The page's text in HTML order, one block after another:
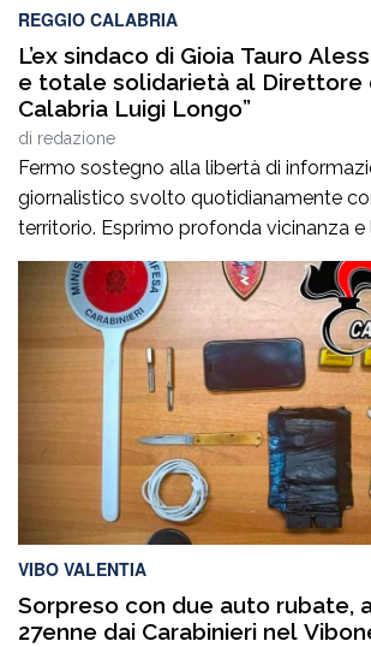
REGGIO CALABRIA
L’ex sindaco di Gioia Tauro
e totale solidarietà al Direttore
Calabria Luigi Longo”
di redazione
Fermo sostegno alla libertà di
giornalistico svolto quotidianamente
territorio. Esprimo profonda vicinanza e
solidarietà al Direttore di Approdo
e a tutta la redazione per i recenti e
che hanno interessato la testata. Il
Approdo Calabria rappresenta un […]
VIBO VALENTIA
Sorpreso con due auto rubate,
27enne dai Carabinieri nel